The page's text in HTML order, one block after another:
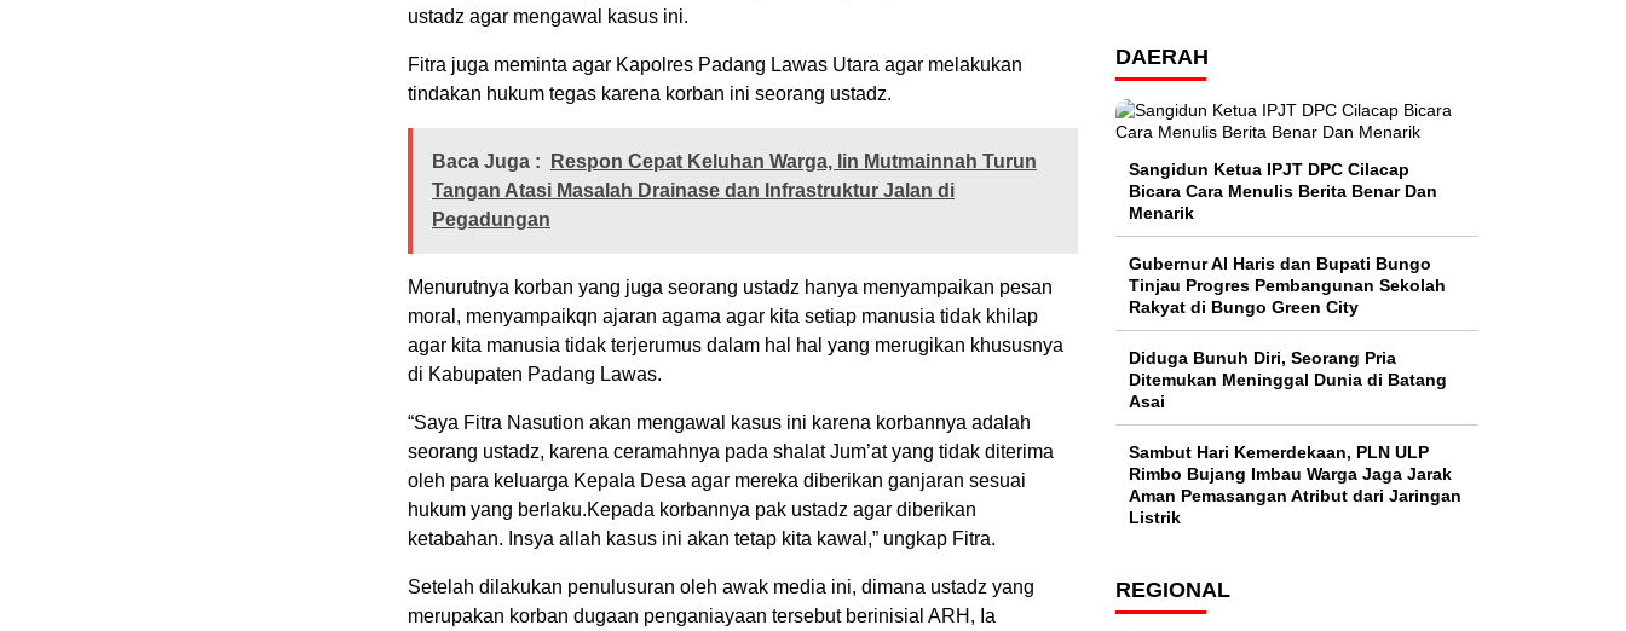
ustadz agar mengawal kasus ini.
Fitra juga meminta agar Kapolres Padang Lawas Utara agar melakukan
tindakan hukum tegas karena korban ini seorang ustadz.
Baca Juga :
Respon Cepat Keluhan Warga, Iin Mutmainnah Turun
Tangan Atasi Masalah Drainase dan Infrastruktur Jalan di
Pegadungan
Menurutnya korban yang juga seorang ustadz hanya menyampaikan pesan
moral, menyampaikqn ajaran agama agar kita setiap manusia tidak khilap
agar kita manusia tidak terjerumus dalam hal hal yang merugikan khususnya
di Kabupaten Padang Lawas.
“Saya Fitra Nasution akan mengawal kasus ini karena korbannya adalah
seorang ustadz, karena ceramahnya pada shalat Jum’at yang tidak diterima
oleh para keluarga Kepala Desa agar mereka diberikan ganjaran sesuai
hukum yang berlaku.Kepada korbannya pak ustadz agar diberikan
ketabahan. Insya allah kasus ini akan tetap kita kawal,” ungkap Fitra.
Setelah dilakukan penulusuran oleh awak media ini, dimana ustadz yang
merupakan korban dugaan penganiayaan tersebut berinisial ARH, Ia
DAERAH
Sangidun Ketua IPJT DPC Cilacap
Bicara Cara Menulis Berita Benar Dan
Menarik
​Gubernur Al Haris dan Bupati Bungo
Tinjau Progres Pembangunan Sekolah
Rakyat di Bungo Green City
Diduga Bunuh Diri, Seorang Pria
Ditemukan Meninggal Dunia di Batang
Asai
Sambut Hari Kemerdekaan, PLN ULP
Rimbo Bujang Imbau Warga Jaga Jarak
Aman Pemasangan Atribut dari Jaringan
Listrik​
REGIONAL